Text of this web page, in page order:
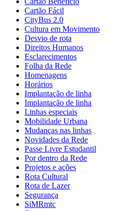
Cartão Fácil
CityBus 2.0
Cultura em Movimento
Desvio de rota
Direitos Humanos
Esclarecimentos
Folha da Rede
Homenagens
Horários
Implantação de linha
Implantação de linha
Linhas especiais
Mobilidade Urbana
Mudanças nas linhas
Novidades da Rede
Passe Livre Estudantil
Por dentro da Rede
Projetos e ações
Rota Cultural
Rota de Lazer
Segurança
SiMRmtc